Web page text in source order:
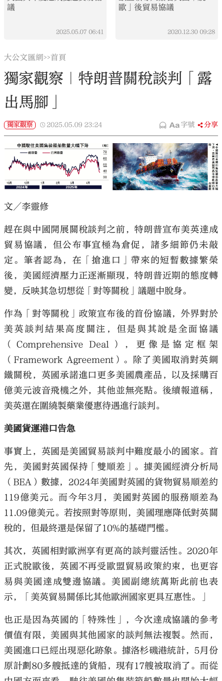
議
2025.05.07 06:41
歐」後貿易協議
2020.12.30 09:28
大公文匯網>>首頁
獨家觀察｜特朗普關稅談判「露
出馬腳」
獨家觀察 2025.05.09 23:24 字號 分享
文／李靈修
趕在與中國開展關稅談判之前，特朗普宣布美英達成
貿易協議，但公布事宜極為倉促，諸多細節仍未敲
定。筆者認為，在「搶進口」帶來的短暫數據繁榮
後，美國經濟壓力正逐漸顯現，特朗普近期的態度轉
變，反映其急切想從「對等關稅」議題中脫身。
作為「對等關稅」政策宣布後的首份協議，外界對於
美英談判結果高度關注，但是與其說是全面協議
（Comprehensive Deal），更像是協定框架
（Framework Agreement）。除了美國取消對英鋼
鐵關稅，英國承諾進口更多美國農產品，以及採購百
億美元波音飛機之外，其他並無亮點。後續報道稱，
美英還在圍繞製藥業優惠待遇進行談判。
美國貨運港口告急
事實上，英國是美國貿易談判中難度最小的國家。首
先，美國對英國保持「雙順差」。據美國經濟分析局
（BEA）數據，2024年美國對英國的貨物貿易順差約
119億美元。而今年3月，美國對英國的服務順差為
11.09億美元。若按照對等原則，美國理應降低對英關
稅的，但最終還是保留了10%的基礎門檻。
其次，英國相對歐洲享有更高的談判靈活性。2020年
正式脫歐後，英國不再受歐盟貿易政策約束，也更容
易與美國達成雙邊協議。美國副總統萬斯此前也表
示，「美英貿易關係比其他歐洲國家更具互惠性。」
也正是因為英國的「特殊性」，今次達成協議的參考
價值有限，美國與其他國家的談判無法複製。然而，
美國進口已經出現惡化跡象。據洛杉磯港統計，5月份
原計劃80多艘抵達的貨船，現有17艘被取消了。而從